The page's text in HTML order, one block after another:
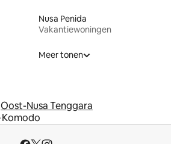
Nusa Penida
Vakantiewoningen
Meer tonen
Oost-Nusa Tenggara
Komodo